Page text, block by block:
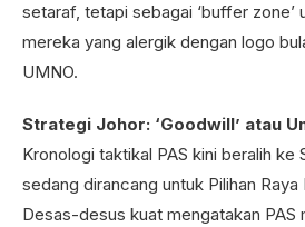
setaraf, tetapi sebagai ‘buffer zone’
mereka yang alergik dengan logo
UMNO.
Strategi Johor: ‘Goodwill’ atau
Kronologi taktikal PAS kini beralih ke
sedang dirancang untuk Pilihan
Desas-desus kuat mengatakan PAS